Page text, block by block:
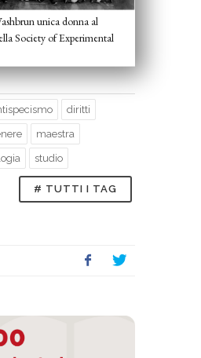
unica donna al
Society of Experimental
diritti
maestra
studio
# TUTTI I TAG